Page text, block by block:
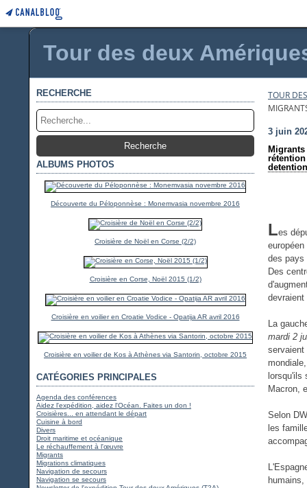
Tour des deux
RECHERCHE
ALBUMS PHOTOS
Découverte du Péloponnèse : Monemvasia novembre 2016
Croisière de Noël en Corse (2/2)
Croisière en Corse, Noël 2015 (1/2)
Croisière en voilier en Croatie Vodice - Opatija AR avril 2016
Croisière en voilier de Kos à Athènes via Santorin, octobre 2015
CATÉGORIES PRINCIPALES
Agenda des conférences
Aidez l'expédition, aidez l'Océan. Faites un don !
Croisières... en attendant le départ
Cuisine à bord
Divers
Droit maritime et océanique
Le réchauffement à l'œuvre
Migrants
Migrations climatiques
Navigation de secours
Navigation se secours
TOUR
3 juin
Les
des pays
Des
La
mardi 2
servaient
lorsqu'ils
Macron,
Selon
les